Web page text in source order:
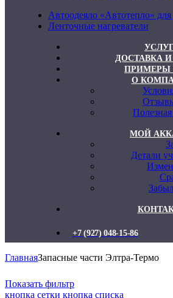
Автоодеяло «Автотепло» для
Ленточные нагреватели
ДОСТАВКА
ПРИМЕРЫ
О
МОЙ
Детали
+7 (927) 048-15-86
ГлавнаяЗапасные части Элтра-Термо
Показать фильтр
кнопка сетки кнопка списка